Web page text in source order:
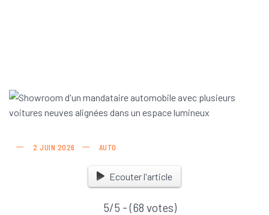
2 JUIN 2026 AUTO
Ecouter l'article
5/5 - (68 votes)